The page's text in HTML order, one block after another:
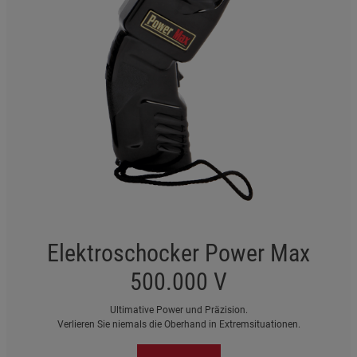
Elektroschocker Power Max
500.000 V
Ultimative Power und Präzision.
Verlieren Sie niemals die Oberhand in Extremsituationen.